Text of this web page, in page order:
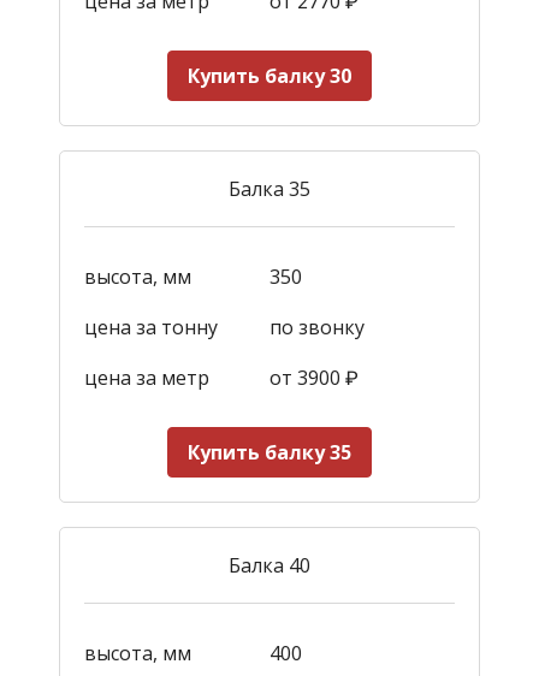
Купить балку 30
Балка 35
высота, мм
350
цена за тонну
по звонку
цена за метр
от 3900 ₽
Купить балку 35
Балка 40
высота, мм 400